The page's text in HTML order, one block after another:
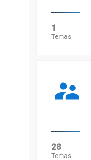
1
Temas
28
Temas